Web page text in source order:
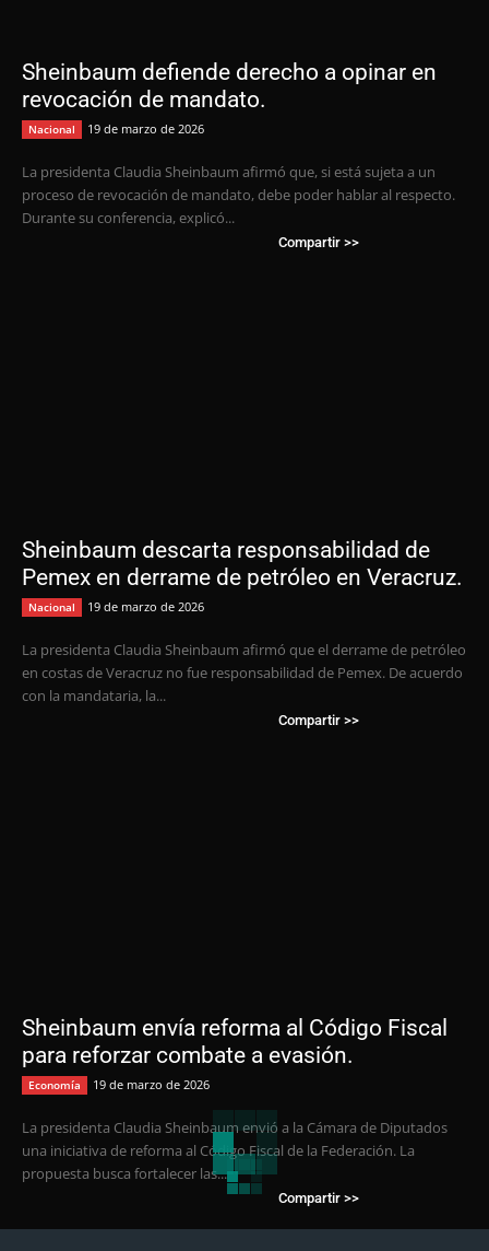
Sheinbaum defiende derecho a opinar en
revocación de mandato.
Nacional 19 de marzo de 2026
La presidenta Claudia Sheinbaum afirmó que, si está sujeta a un
proceso de revocación de mandato, debe poder hablar al respecto.
Durante su conferencia, explicó...
Compartir >>
Sheinbaum descarta responsabilidad de
Pemex en derrame de petróleo en Veracruz.
Nacional 19 de marzo de 2026
La presidenta Claudia Sheinbaum afirmó que el derrame de petróleo
en costas de Veracruz no fue responsabilidad de Pemex. De acuerdo
con la mandataria, la...
Compartir >>
Sheinbaum envía reforma al Código Fiscal
para reforzar combate a evasión.
Economía 19 de marzo de 2026
La presidenta Claudia Sheinbaum envió a la Cámara de Diputados
una iniciativa de reforma al Código Fiscal de la Federación. La
propuesta busca fortalecer las...
Compartir >>